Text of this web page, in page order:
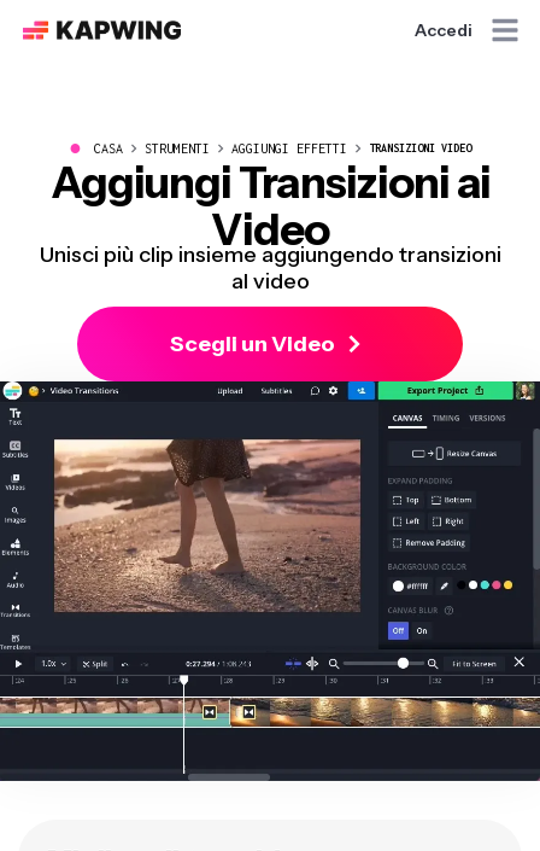
Accedi
● CASA STRUMENTI AGGIUNGI EFFETTI TRANSIZIONI VIDEO
Aggiungi Transizioni ai
Video
Unisci più clip insieme aggiungendo transizioni
al video
Scegli un Video